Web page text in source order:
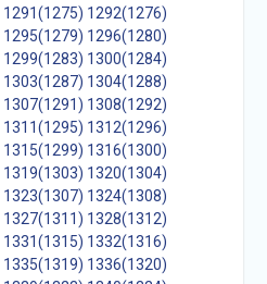
1291(1275) 1292(1276)
1295(1279) 1296(1280)
1299(1283) 1300(1284)
1303(1287) 1304(1288)
1307(1291) 1308(1292)
1311(1295) 1312(1296)
1315(1299) 1316(1300)
1319(1303) 1320(1304)
1323(1307) 1324(1308)
1327(1311) 1328(1312)
1331(1315) 1332(1316)
1335(1319) 1336(1320)